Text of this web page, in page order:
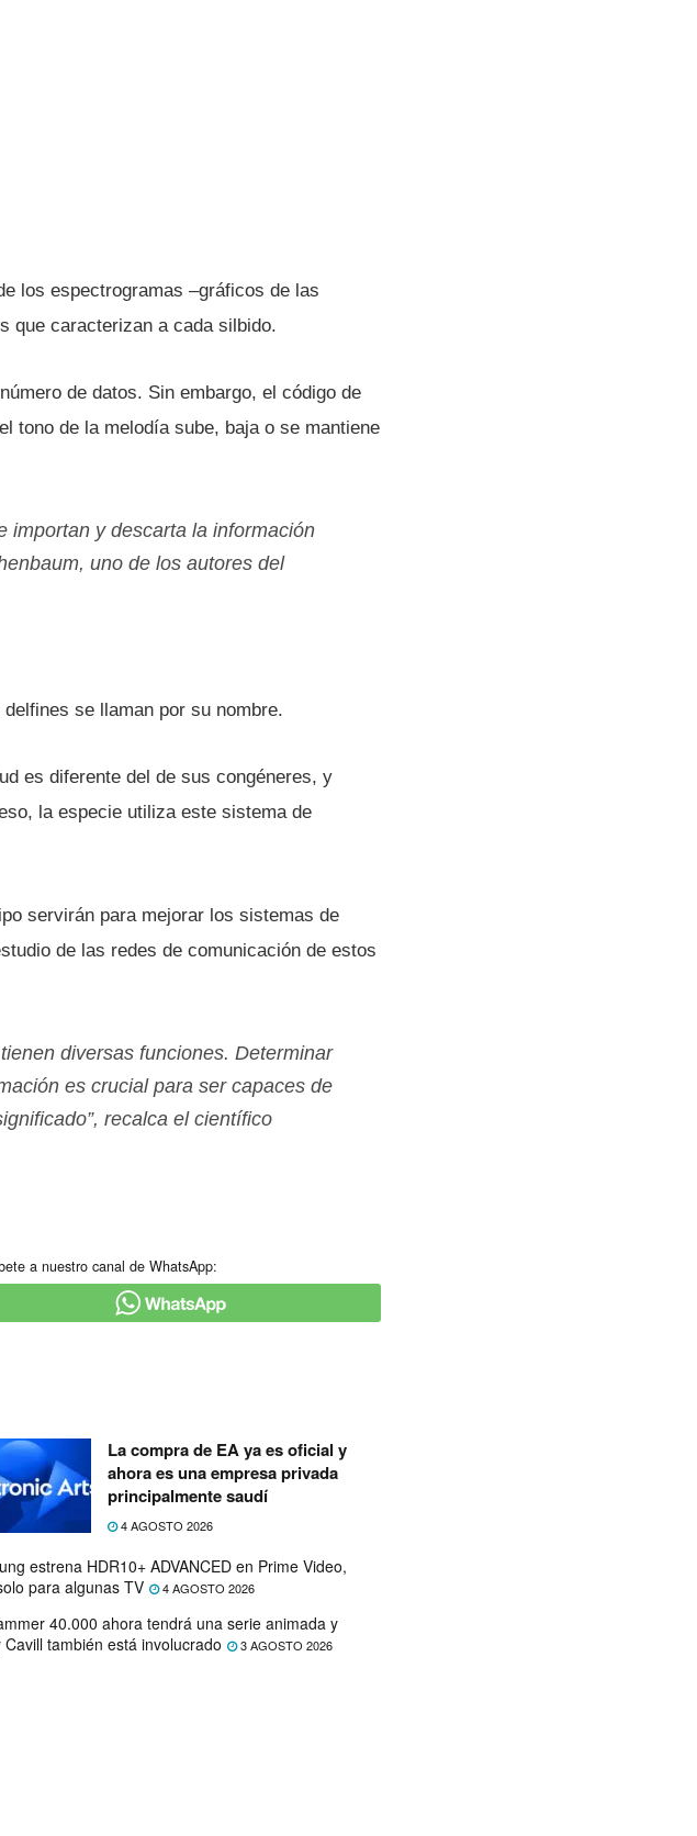
los espectrogramas –gráficos de las
que caracterizan a cada silbido.
de datos. Sin embargo, el código de
tono de la melodí­a sube, baja o se mantiene
importan y descarta la información
uno de los autores del
se llaman por su nombre.
es diferente del de sus congéneres, y
la especie utiliza este sistema de
servirán para mejorar los sistemas de
de las redes de comunicación de estos
diversas funciones. Determinar
es crucial para ser capaces de
recalca el cientí­fico
a nuestro canal de WhatsApp:
La compra de EA ya es oficial y
ahora es una empresa privada
principalmente saudí
4 AGOSTO 2026
estrena HDR10+ ADVANCED en Prime Video,
para algunas TV
4 AGOSTO 2026
40.000 ahora tendrá una serie animada y
Cavill también está involucrado
3 AGOSTO 2026